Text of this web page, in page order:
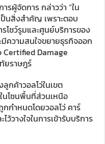
รผู้จัดการ กล่าวว่า “ใน
นสิ่งสำคัญ เพราะตอบ
โชว์รูมและศูนย์บริการของ
ความสนใจขยายธุรกิจออก
Certified Damage
ยราษฎร์
กค้าวอลโว่ในเขต
นโซนพื้นที่ส่วนเหนือ
กำหนดโดยวอลโว่ คาร์
ว้วางใจในการเข้ารับบริการ